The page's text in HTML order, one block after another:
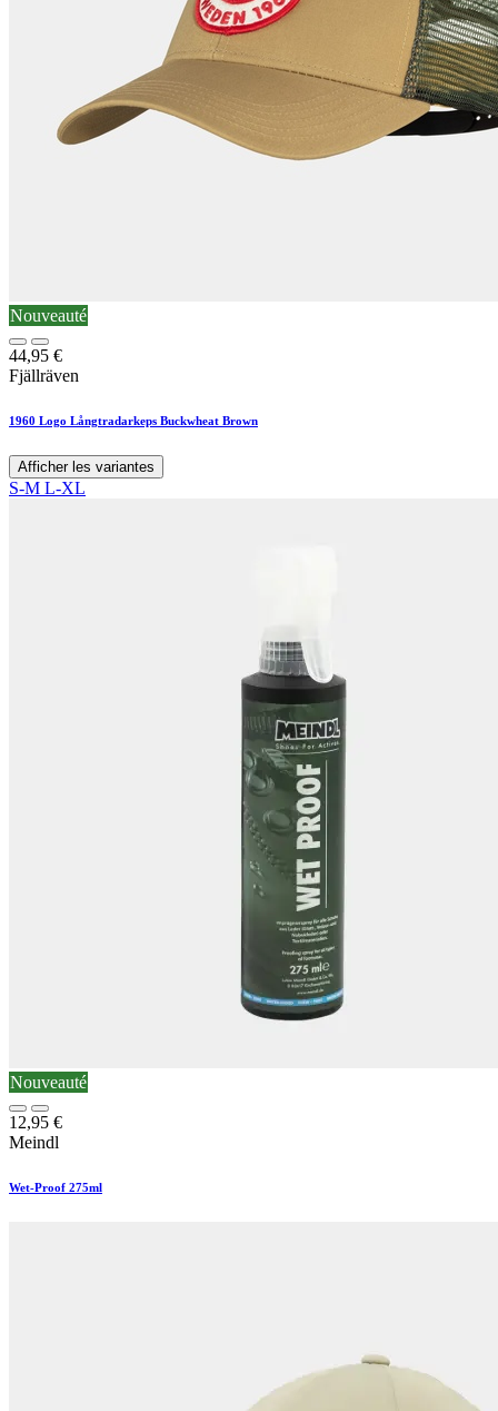
Nouveauté
44,95 €
Fjällräven
1960 Logo Långtradarkeps Buckwheat Brown
Afficher les variantes
S-M L-XL
Nouveauté
12,95 €
Meindl
Wet-Proof 275ml